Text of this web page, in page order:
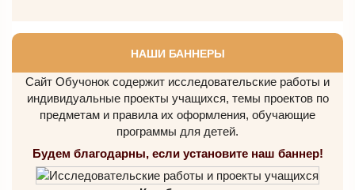
НАШИ БАННЕРЫ
Сайт Обучонок содержит исследовательские работы и
индивидуальные проекты учащихся, темы проектов по
предметам и правила их оформления, обучающие
программы для детей.
Будем благодарны, если установите наш баннер!